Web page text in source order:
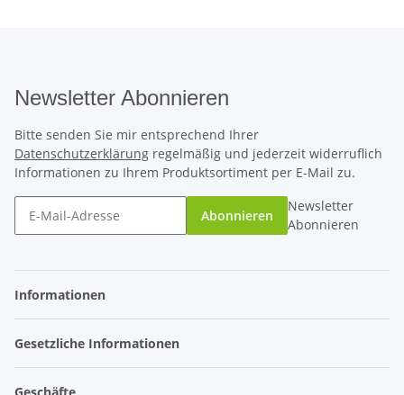
Newsletter Abonnieren
Bitte senden Sie mir entsprechend Ihrer
Datenschutzerklärung regelmäßig und jederzeit widerruflich
Informationen zu Ihrem Produktsortiment per E-Mail zu.
Abonnieren
Newsletter
Abonnieren
Informationen
Gesetzliche Informationen